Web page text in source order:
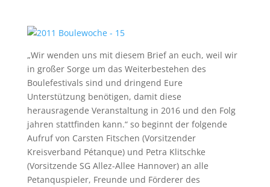
„Wir wenden uns mit diesem Brief an euch, weil wir
in großer Sorge um das Weiterbestehen des
Boulefestivals sind und dringend Eure
Unterstützung benötigen, damit diese
herausragende Veranstaltung in 2016 und den Folg
jahren stattfinden kann.“ so beginnt der folgende
Aufruf von Carsten Fitschen (Vorsitzender
Kreisverband Pétanque) und Petra Klitschke
(Vorsitzende SG Allez-Allee Hannover) an alle
Petanquspieler, Freunde und Förderer des